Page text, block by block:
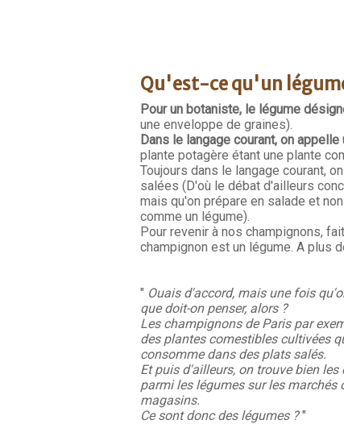
Qu'est-ce qu'un
Pour un botaniste, le légume
une enveloppe de graines).
Dans le langage courant, on
plante potagère étant une plante
Toujours dans le langage courant,
salées (D'où le débat d'ailleurs
mais qu'on prépare en salade et
comme un légume).
Pour revenir à nos champignons,
champignon est un légume. A plus
" Ouais d'accord, mais une fois
que doit-on penser, alors ?
Les champignons de Paris par
des plantes comestibles cultivées
consomme dans des plats salés.
Et puis d'ailleurs, on trouve bien
parmi les légumes sur les marchés
magasins.
Ce sont donc des légumes ?"